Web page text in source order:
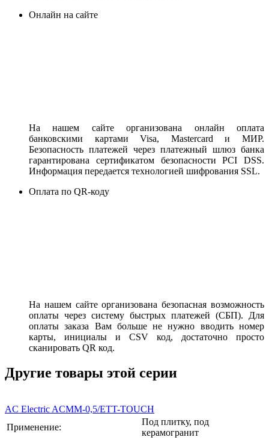
Онлайн на сайте
На нашем сайте организована онлайн оплата
банковскими картами Visa, Mastercard и МИР.
Безопасность платежей через платежный шлюз банка
гарантирована сертификатом безопасности PCI DSS.
Информация передается технологией шифрования SSL.
Оплата по QR-коду
На нашем сайте организована безопасная возможность
оплаты через систему быстрых платежей (СБП). Для
оплаты заказа Вам больше не нужно вводить номер
карты, инициалы и CSV код, достаточно просто
сканировать QR код.
Другие товары этой серии
AC Electric ACMM-0,5/ETT-TOUCH
Применение:
Под плитку, под
керамогранит